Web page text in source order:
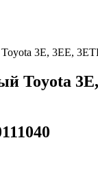
3E, 3EE,
Toyota